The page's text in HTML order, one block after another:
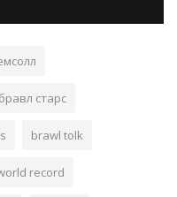
старс
brawl tolk
record